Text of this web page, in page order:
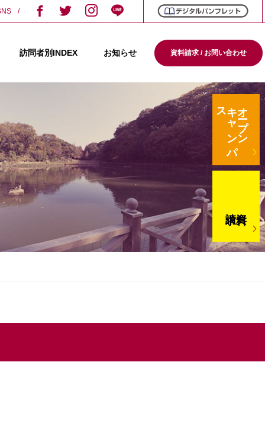
訪問者別INDEX お知らせ 資料請求 / お問い合わせ
オープン
キ
ャ
ン
パ
ス